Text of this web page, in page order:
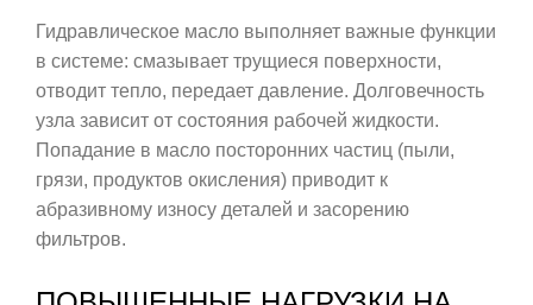
Гидравлическое масло выполняет важные функции
в системе: смазывает трущиеся поверхности,
отводит тепло, передает давление. Долговечность
узла зависит от состояния рабочей жидкости.
Попадание в масло посторонних частиц (пыли,
грязи, продуктов окисления) приводит к
абразивному износу деталей и засорению
фильтров.